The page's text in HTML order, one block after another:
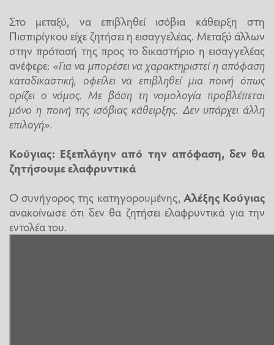
Στο μεταξύ, να επιβληθεί ισόβια κάθειρξη στη
Πισπιρίγκου είχε ζητήσει η εισαγγελέας. Μεταξύ άλλων
στην πρότασή της προς το δικαστήριο η εισαγγελέας
ανέφερε: «Για να μπορέσει να χαρακτηριστεί η απόφαση
καταδικαστική, οφείλει να επιβληθεί μια ποινή όπως
ορίζει ο νόμος. Με βάση τη νομολογία προβλέπεται
μόνο η ποινή της ισόβιας κάθειρξης. Δεν υπάρχει άλλη
επιλογή».
Κούγιας: Εξεπλάγην από την απόφαση, δεν θα
ζητήσουμε ελαφρυντικά
Ο συνήγορος της κατηγορουμένης, Αλέξης Κούγιας
ανακοίνωσε ότι δεν θα ζητήσει ελαφρυντικά για την
εντολέα του.